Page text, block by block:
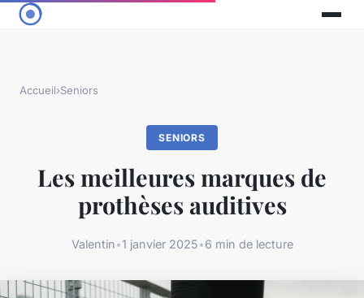
Accueil›Seniors
SENIORS
Les meilleures marques de
prothèses auditives
Valentin•1 janvier 2025•6 min de lecture